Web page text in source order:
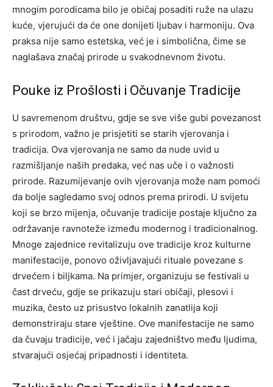
mnogim porodicama bilo je običaj posaditi ruže na ulazu
kuće, vjerujući da će one donijeti ljubav i harmoniju. Ova
praksa nije samo estetska, već je i simbolična, čime se
naglašava značaj prirode u svakodnevnom životu.
Pouke iz Prošlosti i Očuvanje Tradicije
U savremenom društvu, gdje se sve više gubi povezanost
s prirodom, važno je prisjetiti se starih vjerovanja i
tradicija. Ova vjerovanja ne samo da nude uvid u
razmišljanje naših predaka, već nas uče i o važnosti
prirode. Razumijevanje ovih vjerovanja može nam pomoći
da bolje sagledamo svoj odnos prema prirodi. U svijetu
koji se brzo mijenja, očuvanje tradicije postaje ključno za
održavanje ravnoteže između modernog i tradicionalnog.
Mnoge zajednice revitalizuju ove tradicije kroz kulturne
manifestacije, ponovo oživljavajući rituale povezane s
drvećem i biljkama. Na primjer, organizuju se festivali u
čast drveću, gdje se prikazuju stari običaji, plesovi i
muzika, često uz prisustvo lokalnih zanatlija koji
demonstriraju stare vještine. Ove manifestacije ne samo
da čuvaju tradicije, već i jačaju zajedništvo među ljudima,
stvarajući osjećaj pripadnosti i identiteta.